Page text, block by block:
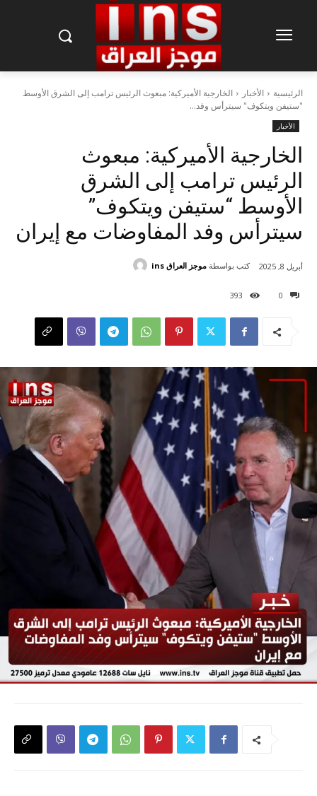
الرئيسية الأخبار
الخارجية الأميركية: مبعوث الرئيس ترامب إلى الشرق الأوسط
"ستيفن ويتكوف" سيترأس وفد...
الأخبار
الخارجية الأميركية: مبعوث
الرئيس ترامب إلى الشرق
الأوسط “ستيفن ويتكوف”
سيترأس وفد المفاوضات مع إيران
0
393
أبريل 8, 2025 كتب بواسطة موجز العراق ins